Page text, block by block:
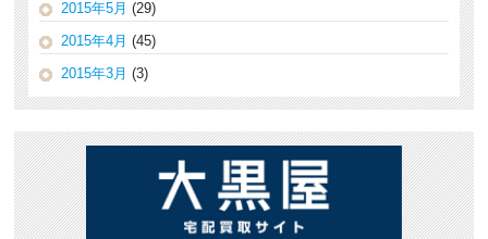
2015年5月 (29)
2015年4月 (45)
2015年3月 (3)